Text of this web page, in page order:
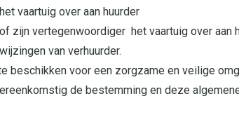
vaartuig over aan huurder
zijn vertegenwoordiger het vaartuig over aan
van verhuurder.
beschikken voor een zorgzame en veilige
de bestemming en deze